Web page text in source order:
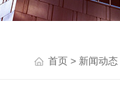
首页 > 新闻动态